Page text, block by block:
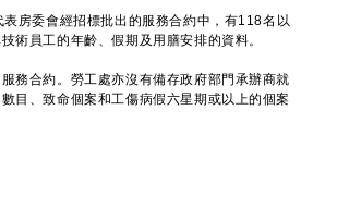
房委會經招標批出的服務合約中，有118名以
術員工的年齡、假期及用膳安排的資料。
務合約。勞工處亦沒有備存政府部門承辦商就
目、致命個案和工傷病假六星期或以上的個案